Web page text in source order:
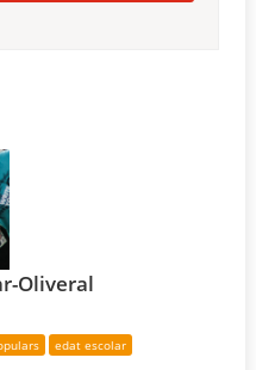
Oliveral
edat escolar